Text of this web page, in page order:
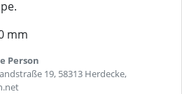
mm
Person
19, 58313 Herdecke,